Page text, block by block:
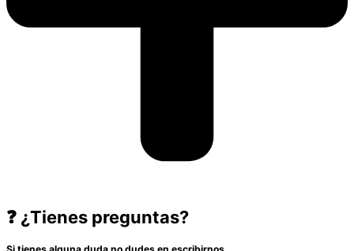
❓ ¿Tienes preguntas?